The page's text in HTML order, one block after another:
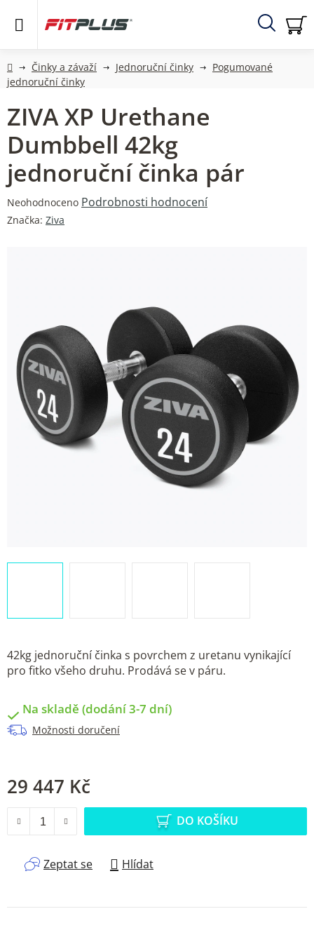
Hledat
DomůČinky a závaží Jednoruční činky
Pogumované
jednoruční činky
42kg jednoruční činka s povrchem z uretanu vynikající
pro fitko všeho druhu. Prodává se v páru.
Na skladě (dodání 3-7 dní)
Možnosti doručení
29 447 Kč
DO KOŠÍKU
Zeptat se Hlídat
ZIVA XP Urethane
Dumbbell 42kg
jednoruční činka pár
Průměrné
hodnocení
Neohodnoceno Podrobnosti hodnocení
Značka: Ziva